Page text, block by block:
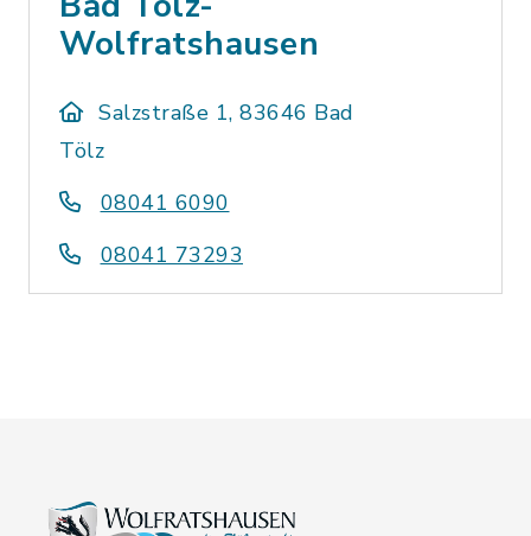
Wolfratshausen
Salzstraße 1, 83646 Bad
Tölz
08041 6090
08041 73293